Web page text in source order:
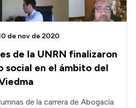
de la UNRN finalizaron
social en el ámbito del
de nov de 2020
de la carrera de Abogacía